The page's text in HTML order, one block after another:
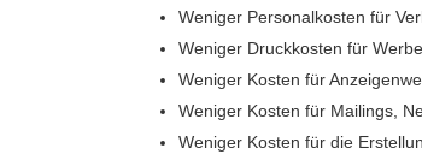
Weniger Personalkosten für
Weniger Druckkosten für
Weniger Kosten für
Weniger Kosten für Mailings,
Weniger Kosten für die